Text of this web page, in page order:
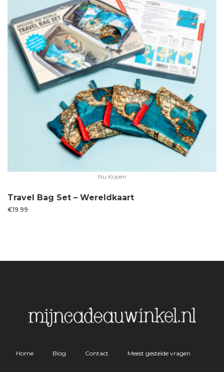
Nu Kopen
Travel Bag Set – Wereldkaart
€19.99
Home Blog Contact Meest gestelde vragen